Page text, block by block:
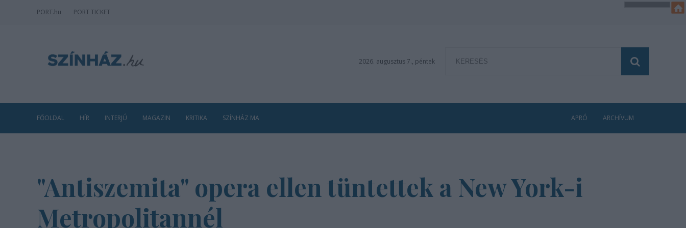
PORT.hu PORT TICKET
2026. augusztus 7., péntek
FŐOLDAL HÍR INTERJÚ MAGAZIN KRITIKA SZÍNHÁZ MA APRÓ ARCHÍVUM
"Antiszemita" opera ellen tüntettek a New York-i
Metropolitannél